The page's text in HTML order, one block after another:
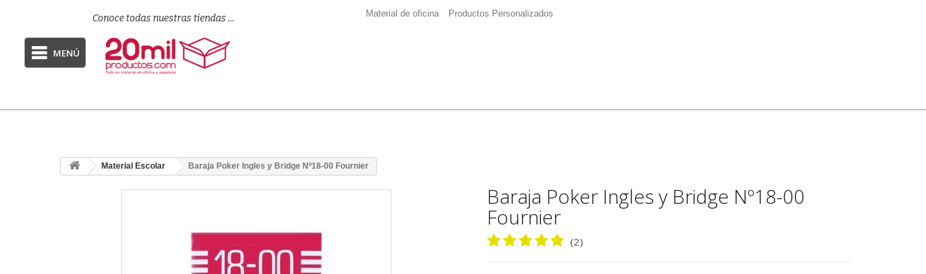
Conoce todas nuestras tiendas ... Material de oficina Productos Personalizados
MENÚ
Material Escolar Baraja Poker Ingles y Bridge Nº18-00 Fournier
Baraja Poker Ingles y Bridge Nº18-00
Fournier
(2)